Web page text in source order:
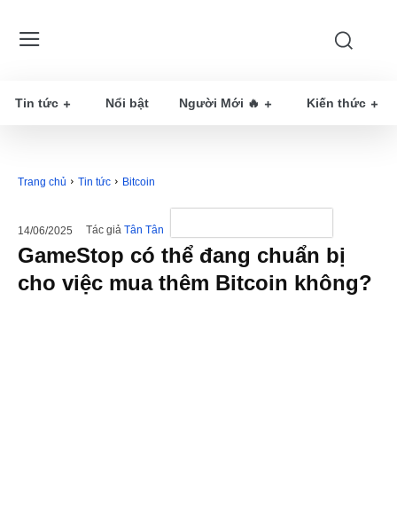
Tin tức Nổi bật Người Mới 🔥 Kiến thức
Trang chủ Tin tức Bitcoin
14/06/2025 Tác giả Tân Tân
GameStop có thể đang chuẩn bị
cho việc mua thêm Bitcoin không?